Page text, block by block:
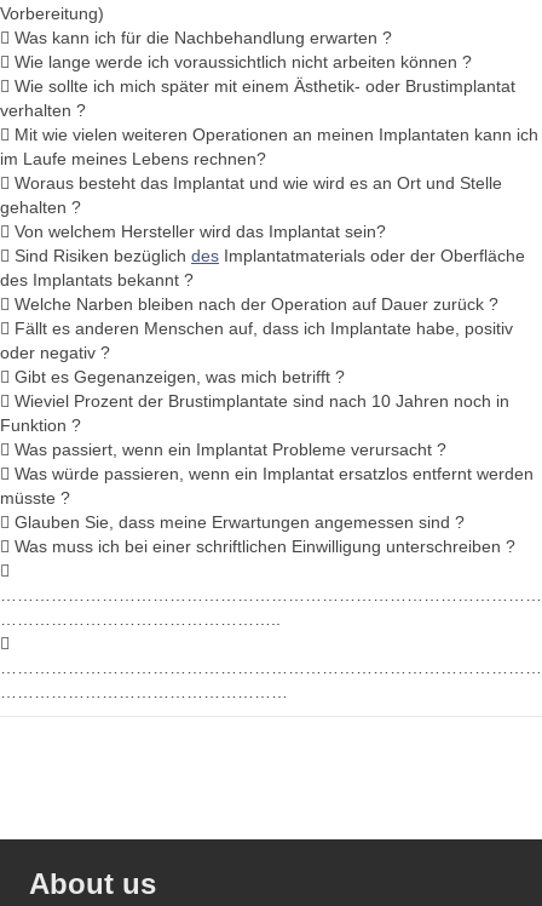
Vorbereitung)
 Was kann ich für die Nachbehandlung erwarten ?
 Wie lange werde ich voraussichtlich nicht arbeiten können ?
 Wie sollte ich mich später mit einem Ästhetik- oder Brustimplantat
verhalten ?
 Mit wie vielen weiteren Operationen an meinen Implantaten kann ich
im Laufe meines Lebens rechnen?
 Woraus besteht das Implantat und wie wird es an Ort und Stelle
gehalten ?
 Von welchem Hersteller wird das Implantat sein?
 Sind Risiken bezüglich des Implantatmaterials oder der Oberfläche
des Implantats bekannt ?
 Welche Narben bleiben nach der Operation auf Dauer zurück ?
 Fällt es anderen Menschen auf, dass ich Implantate habe, positiv
oder negativ ?
 Gibt es Gegenanzeigen, was mich betrifft ?
 Wieviel Prozent der Brustimplantate sind nach 10 Jahren noch in
Funktion ?
 Was passiert, wenn ein Implantat Probleme verursacht ?
 Was würde passieren, wenn ein Implantat ersatzlos entfernt werden
müsste ?
 Glauben Sie, dass meine Erwartungen angemessen sind ?
 Was muss ich bei einer schriftlichen Einwilligung unterschreiben ?


About us